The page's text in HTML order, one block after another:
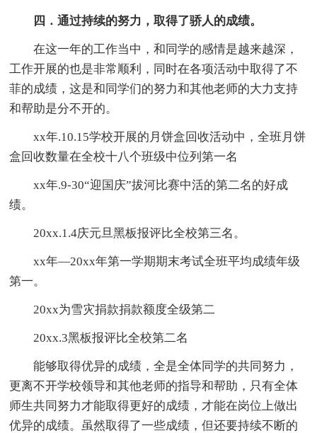
四．通过持续的努力，取得了骄人的成绩。
在这一年的工作当中，和同学的感情是越来越深，
工作开展的也是非常顺利，同时在各项活动中取得了不
菲的成绩，这是和同学们的努力和其他老师的大力支持
和帮助是分不开的。
xx年.10.15学校开展的月饼盒回收活动中，全班月饼
盒回收数量在全校十八个班级中位列第一名
xx年.9-30“迎国庆”拔河比赛中活的第二名的好成
绩。
20xx.1.4庆元旦黑板报评比全校第三名。
xx年—20xx年第一学期期末考试全班平均成绩年级
第一。
20xx为雪灾捐款捐款额度全级第二
20xx.3黑板报评比全校第二名
能够取得优异的成绩，全是全体同学的共同努力，
更离不开学校领导和其他老师的指导和帮助，只有全体
师生共同努力才能取得更好的成绩，才能在岗位上做出
优异的成绩。虽然取得了一些成绩，但还要持续不断的